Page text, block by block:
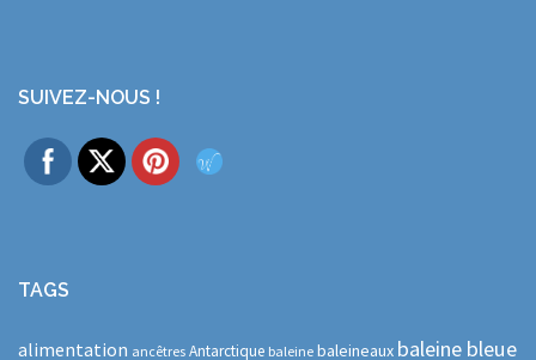
SUIVEZ-NOUS !
TAGS
alimentation ancêtres Antarctique baleine baleineaux baleine bleue